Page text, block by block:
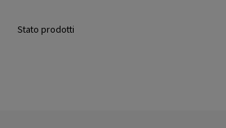
Stato prodotti